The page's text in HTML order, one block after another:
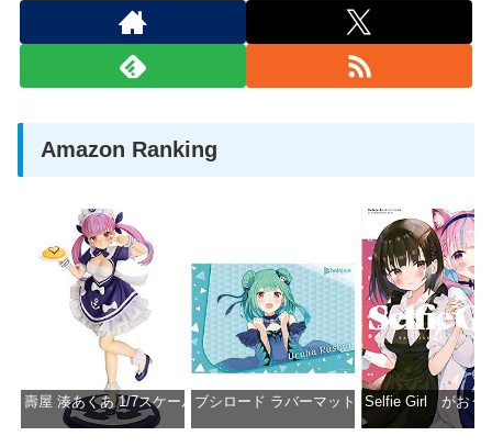
Amazon Ranking
壽屋 湊あくあ 1/7スケール PVC製 塗装済み完成品フィギュア PP942
ブシロード ラバーマットコレクション
Selfie Girl がおう